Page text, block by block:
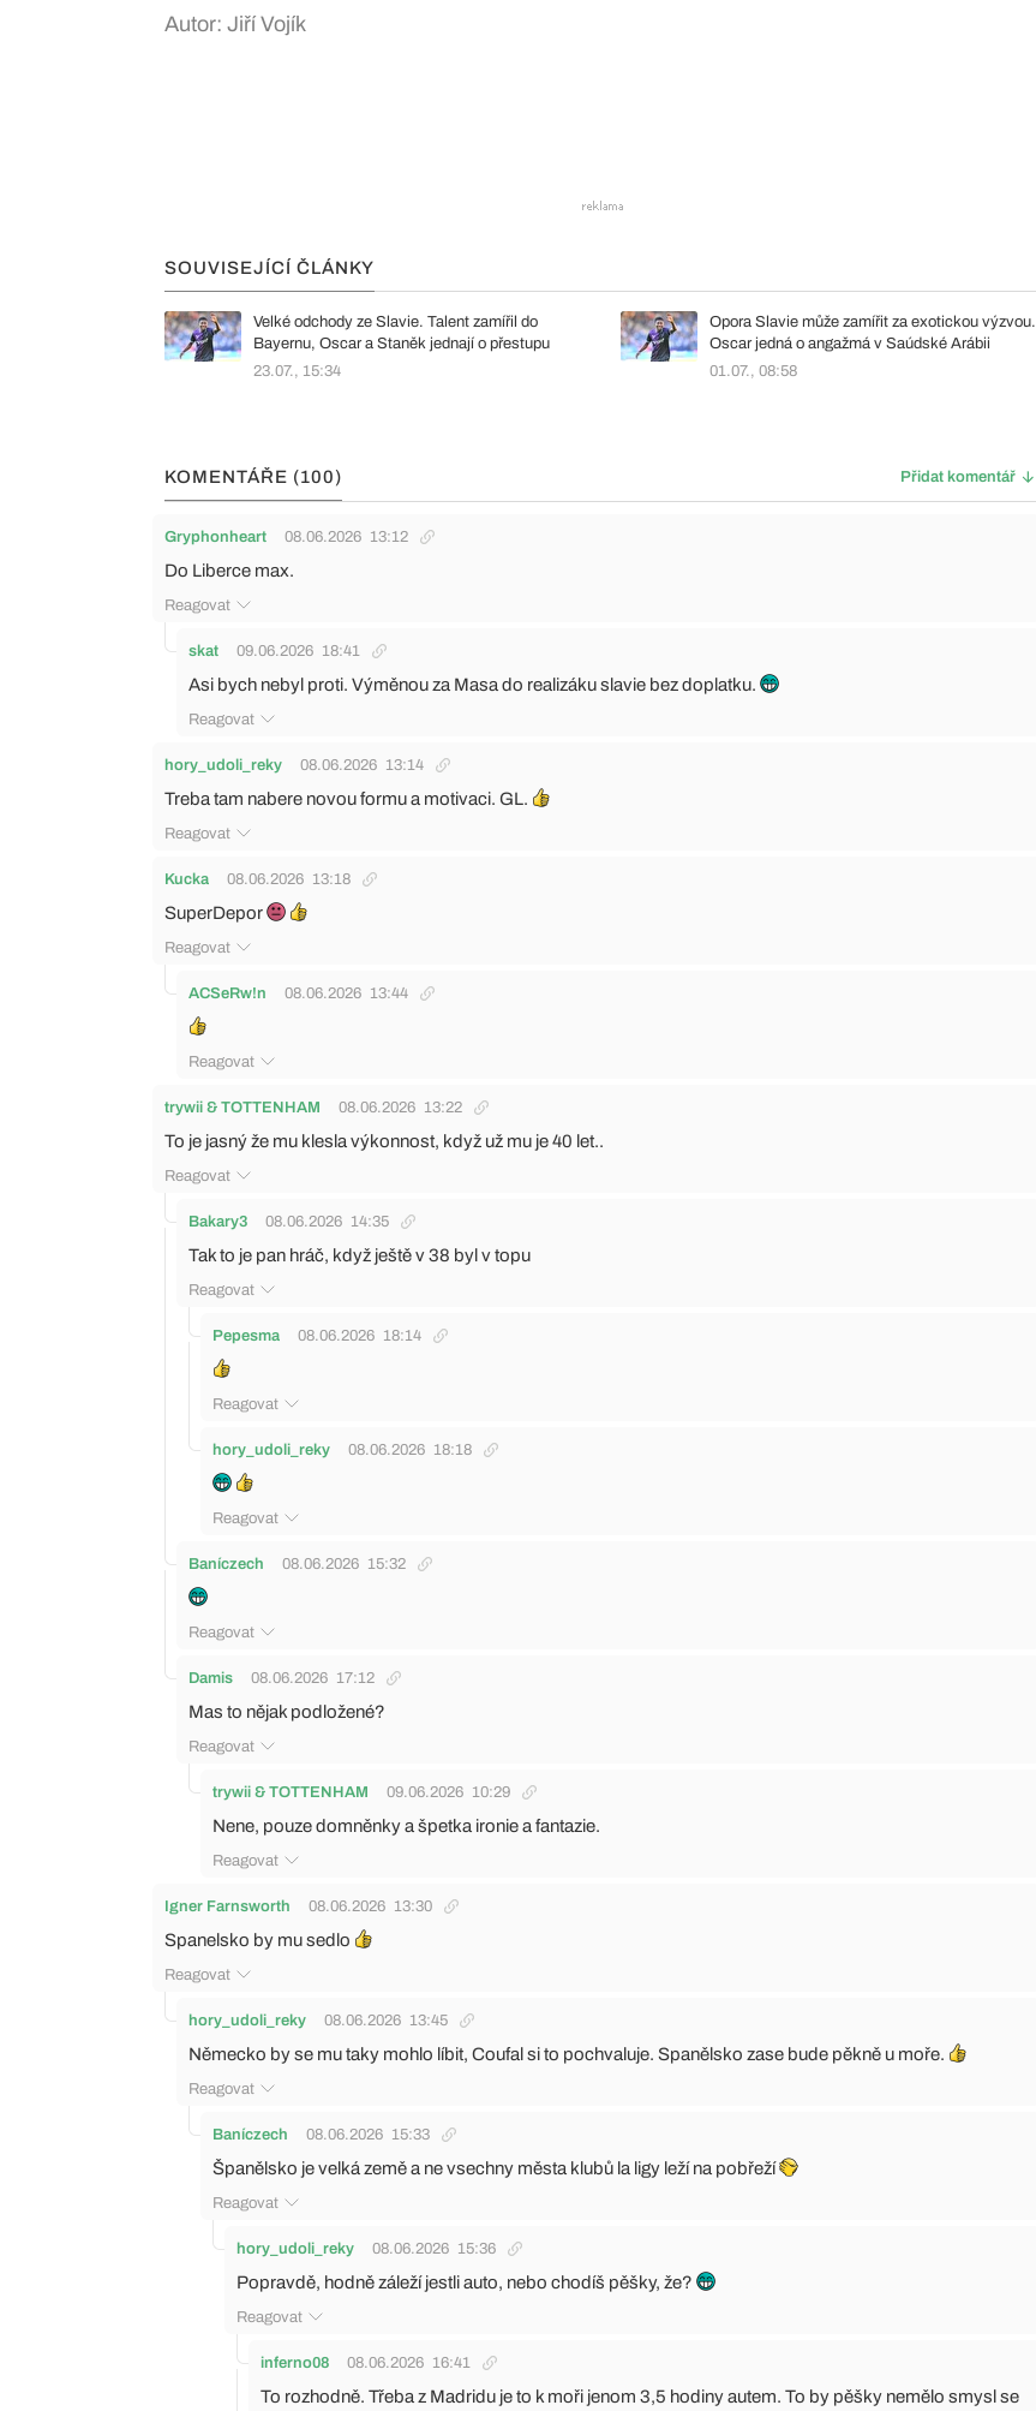
Autor: Jiří Vojík
SOUVISEJÍCÍ ČLÁNKY
Velké odchody ze Slavie. Talent zamířil do
Bayernu, Oscar a Staněk jednají o přestupu
23.07., 15:34
Opora Slavie může zamířit za exotickou výzvou.
Oscar jedná o angažmá v Saúdské Arábii
01.07., 08:58
KOMENTÁŘE (100) Přidat komentář
Gryphonheart 08.06.2026 13:12
Do Liberce max.
Reagovat
skat 09.06.2026 18:41
Asi bych nebyl proti. Výměnou za Masa do realizáku slavie bez doplatku.
Reagovat
hory_udoli_reky 08.06.2026 13:14
Treba tam nabere novou formu a motivaci. GL.
Reagovat
Kucka 08.06.2026 13:18
SuperDepor
Reagovat
ACSeRw!n 08.06.2026 13:44
Reagovat
trywii & TOTTENHAM 08.06.2026 13:22
To je jasný že mu klesla výkonnost, když už mu je 40 let..
Reagovat
Bakary3 08.06.2026 14:35
Tak to je pan hráč, když ještě v 38 byl v topu
Reagovat
Pepesma 08.06.2026 18:14
Reagovat
hory_udoli_reky 08.06.2026 18:18
Reagovat
Baníczech 08.06.2026 15:32
Reagovat
Damis 08.06.2026 17:12
Mas to nějak podložené?
Reagovat
trywii & TOTTENHAM 09.06.2026 10:29
Nene, pouze domněnky a špetka ironie a fantazie.
Reagovat
Igner Farnsworth 08.06.2026 13:30
Spanelsko by mu sedlo
Reagovat
hory_udoli_reky 08.06.2026 13:45
Německo by se mu taky mohlo líbit, Coufal si to pochvaluje. Spanělsko zase bude pěkně u moře.
Reagovat
Baníczech 08.06.2026 15:33
Španělsko je velká země a ne vsechny města klubů la ligy leží na pobřeží
Reagovat
hory_udoli_reky 08.06.2026 15:36
Popravdě, hodně záleží jestli auto, nebo chodíš pěšky, že?
Reagovat
inferno08 08.06.2026 16:41
To rozhodně. Třeba z Madridu je to k moři jenom 3,5 hodiny autem. To by pěšky nemělo smysl se